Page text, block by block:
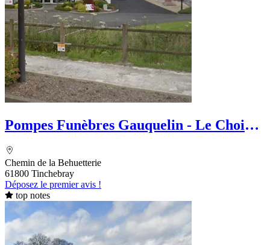
Pompes Funèbres Gauquelin - Le Choix
Chemin de la Behuetterie
61800 Tinchebray
Déposez le premier avis !
top notes